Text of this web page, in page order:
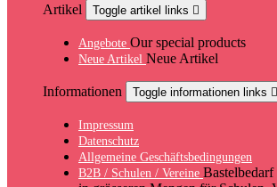
Artikel Toggle artikel links 
Angebote Our special products
Neue Artikel Neue Artikel
Informationen Toggle informationen links 
Impressum
Datenschutz
Allgemeine Geschäftsbedingungen
B2B / Schulen / Vereine